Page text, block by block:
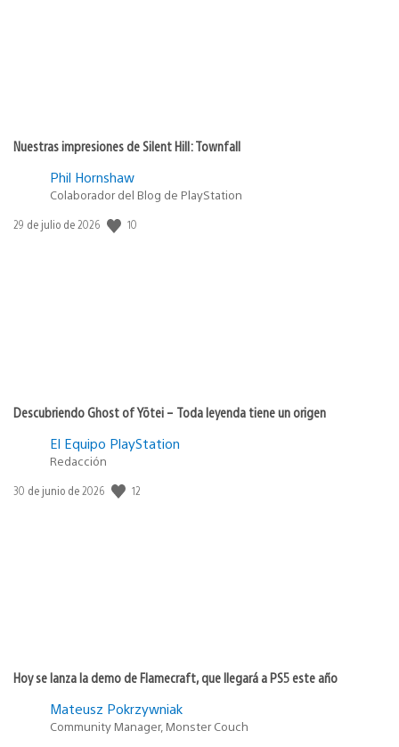
Nuestras impresiones de Silent Hill: Townfall
Phil Hornshaw
Colaborador del Blog de PlayStation
Fecha
29 de julio de 2026 10
Descubriendo Ghost of Yōtei – Toda leyenda tiene un origen
El Equipo PlayStation
Redacción
Fecha
30 de junio de 2026 12
Hoy se lanza la demo de Flamecraft, que llegará a PS5 este año
Mateusz Pokrzywniak
Community Manager, Monster Couch